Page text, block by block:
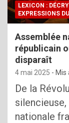
LEXICON :
EXPRESSIONS
Assemblée
républicain
disparaît
4 mai 2025 - Mis
De la
nationale